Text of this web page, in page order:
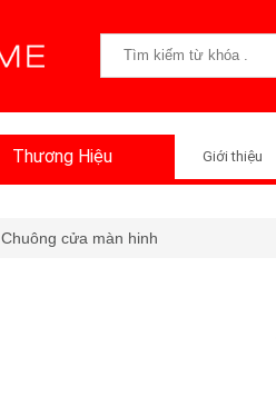
Thương Hiệu Giới thiệu
Chuông cửa màn hinh